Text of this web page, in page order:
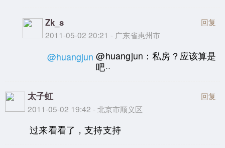
Zk_s
2011-05-02 20:21 - 广东省惠州市
回复
@huangjun @huangjun：私房？应该算是
吧··
太子虹
2011-05-02 19:42 - 北京市顺义区
回复
过来看看了，支持支持